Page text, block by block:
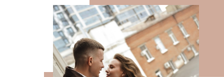
кода, поэтому Вы можете
выбрать для себя наряд в любом
стиле и желаемой
цветовой гамме.